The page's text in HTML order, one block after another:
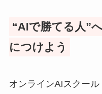
“AIで勝てる人”
につけよう
オンラインAIスクール